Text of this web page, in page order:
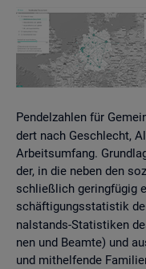
Pen­del­zah­len für
dert nach Ge­schlecht,
Ar­beits­um­fang.
der, in die neben den
schlie­ß­lich ge­ring­fü­gig
schäf­ti­gungs­sta­tis­tik
nal­stands-Sta­tis­ti­ken
nen und Be­am­te) und
und mit­hel­fen­de